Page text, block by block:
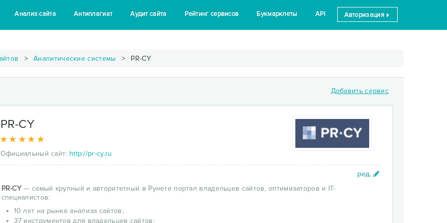
Анализ сайта Антиплагиат Аудит сайта Рейтинг сервисов Букмарклеты API Авторизация
Аналитические системы PR-CY
Добавить сервис
PR-CY
Официальный сайт: http://pr-cy.ru
PR-CY — самый крупный и авторитетный в Рунете портал владельцев сайтов, оптимизаторов и IT-
специалистов:
10 лет на рынке анализа сайтов;
37 инструментов для владельцев сайтов;